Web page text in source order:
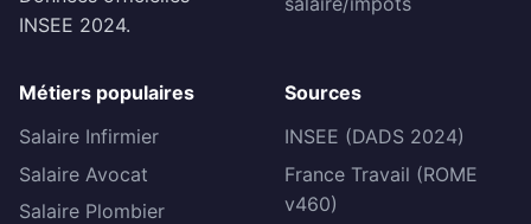
INSEE 2024.
Métiers populaires
Salaire Infirmier
Salaire Avocat
Salaire Plombier
Sources
INSEE (DADS 2024)
France Travail (ROME
v460)